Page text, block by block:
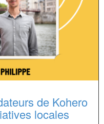
de Kohero
locales